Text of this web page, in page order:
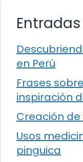
en Perú
Frases
inspiración
Creación
Usos
pinguica